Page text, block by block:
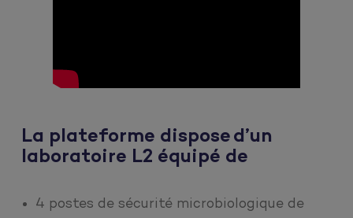
La plateforme dispose d’un
laboratoire L2 équipé de
4 postes de sécurité microbiologique de